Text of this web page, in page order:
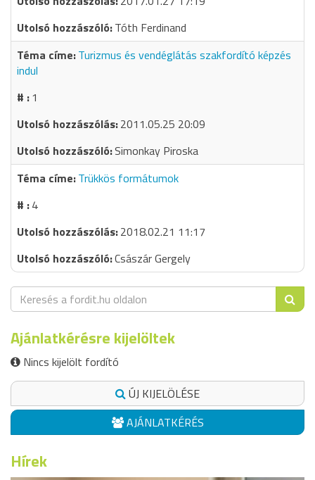
Tóth Ferdinand
Turizmus és vendéglátás szakfordító képzés
indul
1
2011.05.25 20:09
Simonkay Piroska
Trükkös formátumok
4
2018.02.21 11:17
Császár Gergely
Ajánlatkérésre kijelöltek
Nincs kijelölt fordító
ÚJ KIJELÖLÉSE
AJÁNLATKÉRÉS
Hírek